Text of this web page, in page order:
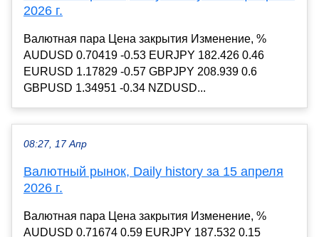
2026 г.
Валютная пара Цена закрытия Изменение, %
AUDUSD 0.70419 -0.53 EURJPY 182.426 0.46
EURUSD 1.17829 -0.57 GBPJPY 208.939 0.6
GBPUSD 1.34951 -0.34 NZDUSD...
08:27, 17 Апр
Валютный рынок, Daily history за 15 апреля
2026 г.
Валютная пара Цена закрытия Изменение, %
AUDUSD 0.71674 0.59 EURJPY 187.532 0.15